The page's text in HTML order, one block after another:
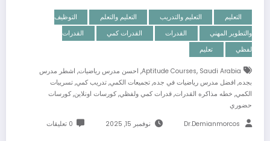
التعليم التعليم والتدريب التعليم والتعلم
التوظيف
والتطوير المهني
القدرات القدرات كمي
القدرات
لفظي
تعليم
Aptitude Courses, Saudi Arabia
, احسن مدرس رياضيات, اشطر مدرس
بجده, افضل مدرس رياضيات في جده, تجميعات الكمي, تدريب كمي, تسريبات
الكمي, خطه مذاكره القدرات, قدرات كمي ولفظي,كورسات اونلاين,كورسات
حضوري
Dr.demianmorcos نوفمبر 15, 2025 0 تعليقات